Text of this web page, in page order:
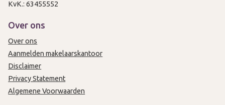
KvK.: 63455552
Over ons
Over ons
Aanmelden makelaarskantoor
Disclaimer
Privacy Statement
Algemene Voorwaarden